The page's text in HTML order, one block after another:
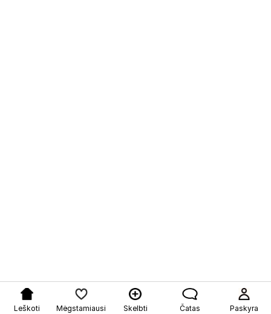
Leškoti Mėgstamiausi Skelbti Čatas Paskyra